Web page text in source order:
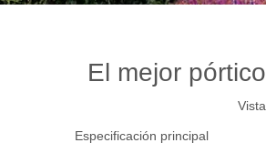
El mejor
Especificación principal